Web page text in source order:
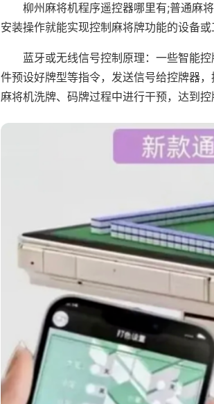
柳州麻将机程序遥控器哪里有;普通麻
安装操作就能实现控制麻将牌功能的设备或
蓝牙或无线信号控制原理：一些智能
件预设好牌型等指令，发送信号给控牌器
麻将机洗牌、码牌过程中进行干预，达到控